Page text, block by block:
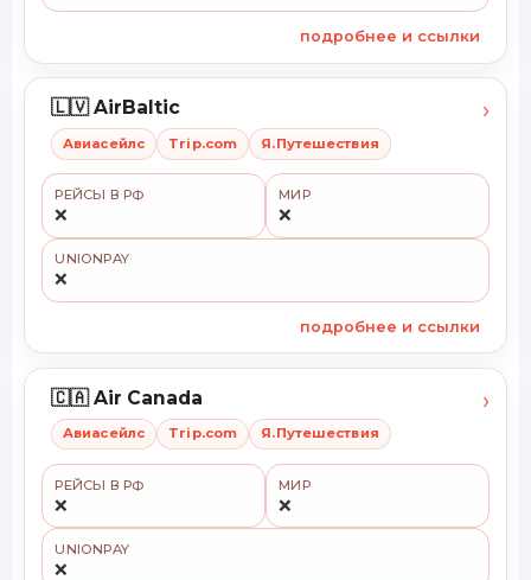
подробнее и ссылки
🇱🇻 AirBaltic
Авиасейлс Trip.com Я.Путешествия
›
РЕЙСЫ В РФ
❌
МИР
❌
UNIONPAY
❌
подробнее и ссылки
🇨🇦 Air Canada
Авиасейлс Trip.com Я.Путешествия
›
РЕЙСЫ В РФ
❌
МИР
❌
UNIONPAY
❌